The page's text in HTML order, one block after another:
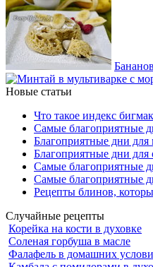
Новые статьи
Что такое индекс
Самые благоприятные
Благоприятные дни для
Благоприятные дни для
Самые благоприятные
Самые благоприятные
Рецепты блинов,
Случайные рецепты
Корейка на кости в духовке
Соленая горбуша в масле
Фалафель в домашних